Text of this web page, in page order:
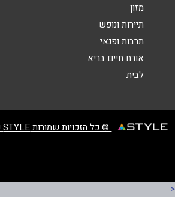
מזון
תיירות ונופש
תרבות ופנאי
אורח חיים בריא
לבית
© כל הזכויות שמורות STYLE ניהול מועדוני לקוחות
<